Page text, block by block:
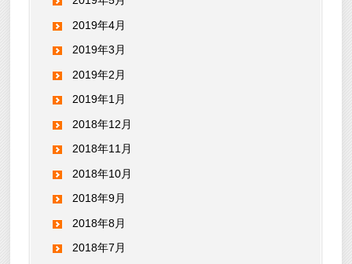
2019年4月
2019年3月
2019年2月
2019年1月
2018年12月
2018年11月
2018年10月
2018年9月
2018年8月
2018年7月